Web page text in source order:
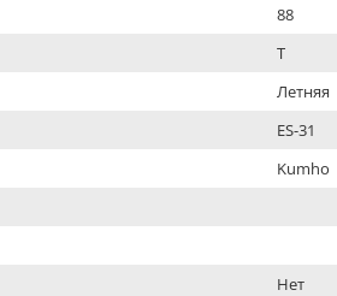
88
T
Летняя
ES-31
Kumho
Нет